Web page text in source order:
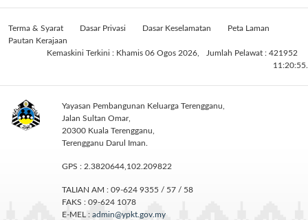
Terma & Syarat Dasar Privasi Dasar Keselamatan
Peta Laman
Pautan Kerajaan
Jumlah Pelawat : 421952
Kemaskini Terkini : Khamis 06 Ogos 2026,
11:20:55.
Yayasan Pembangunan Keluarga Terengganu,
Jalan Sultan Omar,
20300 Kuala Terengganu,
Terengganu Darul Iman.
GPS : 2.3820644,102.209822
TALIAN AM : 09-624 9355 / 57 / 58
FAKS : 09-624 1078
E-MEL : admin@ypkt.gov.my